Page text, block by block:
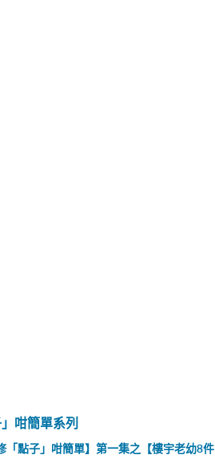
咁簡單系列
「點子」咁簡單】第一集之【樓宇老幼8件